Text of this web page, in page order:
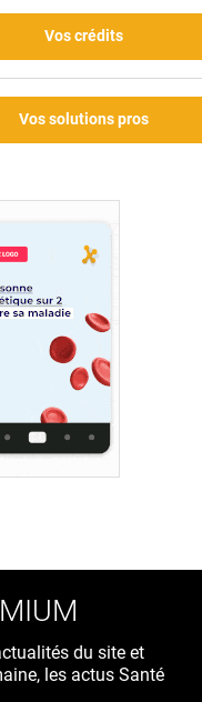
Vos crédits
Vos solutions pros
du site et
les actus Santé